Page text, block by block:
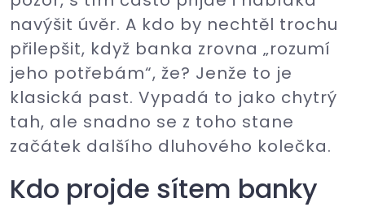
navýšit úvěr. A kdo by nechtěl trochu
přilepšit, když banka zrovna „rozumí
jeho potřebám“, že? Jenže to je
klasická past. Vypadá to jako chytrý
tah, ale snadno se z toho stane
začátek dalšího dluhového kolečka.
Kdo projde sítem banky